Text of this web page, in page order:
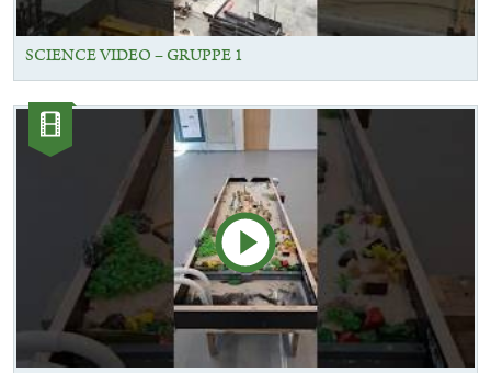
SCIENCE VIDEO – GRUPPE 1
Kategorie:
Videos